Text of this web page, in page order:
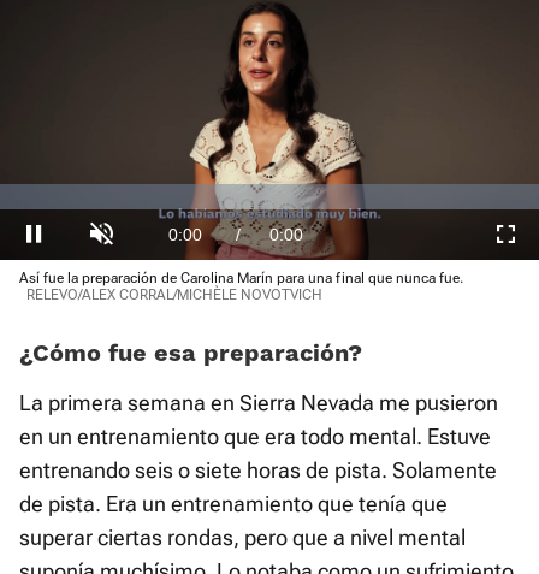
Video
Player
is
loading.
Pausa Unmute Current
Time
0:00 / Duration
3:19
:
0.00%
Así fue la preparación de Carolina Marín para una final que nunca fue.
RELEVO/ALEX CORRAL/MICHÈLE NOVOTVICH
¿Cómo fue esa preparación?
La primera semana en Sierra Nevada me pusieron
en un entrenamiento que era todo mental. Estuve
entrenando seis o siete horas de pista. Solamente
de pista. Era un entrenamiento que tenía que
superar ciertas rondas, pero que a nivel mental